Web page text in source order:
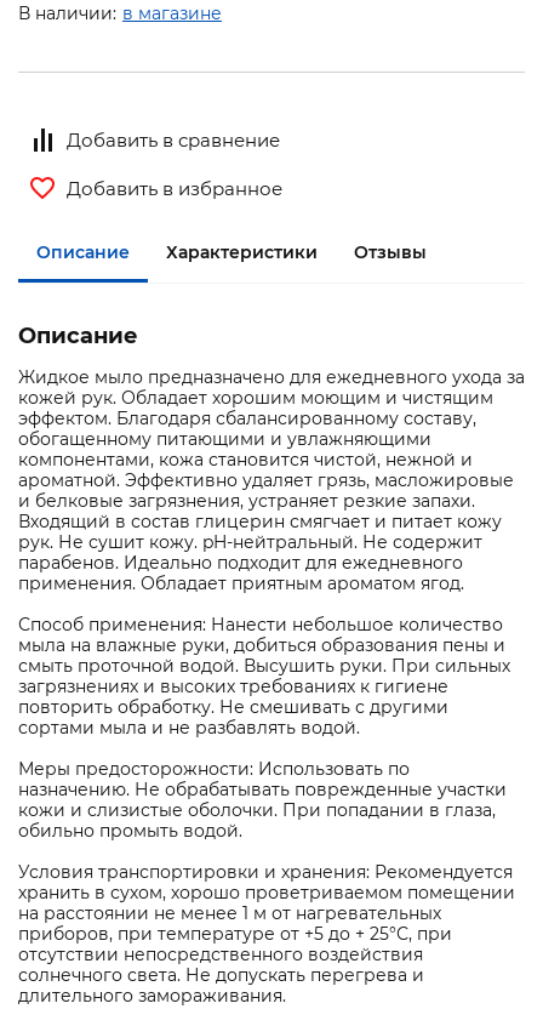
В наличии: в магазине
Добавить в сравнение
Добавить в избранное
Описание Характеристики Отзывы
Описание
Жидкое мыло предназначено для ежедневного ухода за
кожей рук. Обладает хорошим моющим и чистящим
эффектом. Благодаря сбалансированному составу,
обогащенному питающими и увлажняющими
компонентами, кожа становится чистой, нежной и
ароматной. Эффективно удаляет грязь, масложировые
и белковые загрязнения, устраняет резкие запахи.
Входящий в состав глицерин смягчает и питает кожу
рук. Не сушит кожу. pH-нейтральный. Не содержит
парабенов. Идеально подходит для ежедневного
применения. Обладает приятным ароматом ягод.
Способ применения: Нанести небольшое количество
мыла на влажные руки, добиться образования пены и
смыть проточной водой. Высушить руки. При сильных
загрязнениях и высоких требованиях к гигиене
повторить обработку. Не смешивать с другими
сортами мыла и не разбавлять водой.
Меры предосторожности: Использовать по
назначению. Не обрабатывать поврежденные участки
кожи и слизистые оболочки. При попадании в глаза,
обильно промыть водой.
Условия транспортировки и хранения: Рекомендуется
хранить в сухом, хорошо проветриваемом помещении
на расстоянии не менее 1 м от нагревательных
приборов, при температуре от +5 до + 25°С, при
отсутствии непосредственного воздействия
солнечного света. Не допускать перегрева и
длительного замораживания.